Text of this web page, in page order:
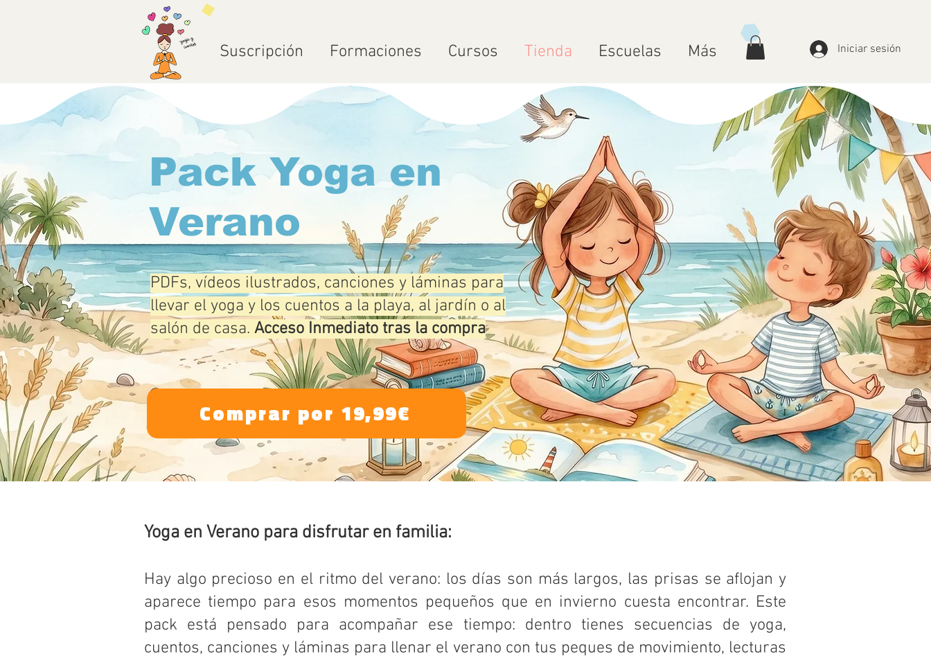
Suscripción Formaciones Cursos Tienda Escuelas Más Iniciar sesión
Pack Yoga en
Verano
PDFs, vídeos ilustrados, canciones y láminas para
llevar el yoga y los cuentos a la playa, al jardín o al
salón de casa. Acceso Inmediato tras la compra
Comprar por 19,99€
Yoga en Verano para disfrutar en familia:
Hay algo precioso en el ritmo del verano: los días son más largos, las prisas se aflojan y
aparece tiempo para esos momentos pequeños que en invierno cuesta encontrar. Este
pack está pensado para acompañar ese tiempo: dentro tienes secuencias de yoga,
cuentos, canciones y láminas para llenar el verano con tus peques de movimiento, lecturas